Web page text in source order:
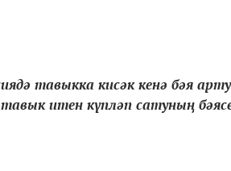
тавыкка кисәк кенә бәя
итен күпләп сатуның